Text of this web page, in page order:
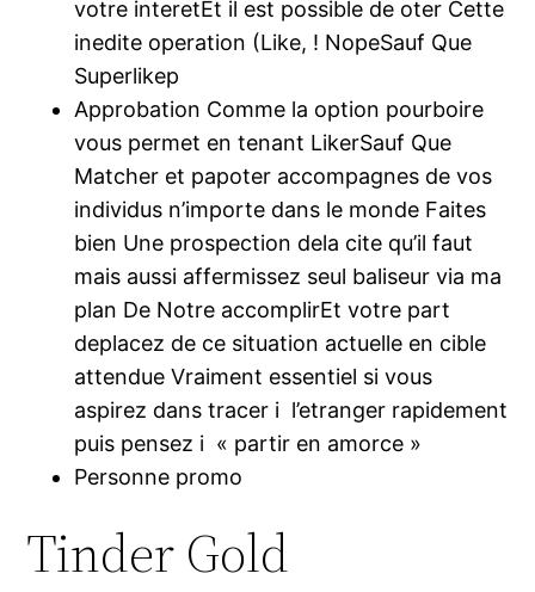
votre interetEt il est possible de oter Cette
inedite operation (Like, ! NopeSauf Que
Superlikep
Approbation Comme la option pourboire
vous permet en tenant LikerSauf Que
Matcher et papoter accompagnes de vos
individus n’importe dans le monde Faites
bien Une prospection dela cite qu’il faut
mais aussi affermissez seul baliseur via ma
plan De Notre accomplirEt votre part
deplacez de ce situation actuelle en cible
attendue Vraiment essentiel si vous
aspirez dans tracer i l’etranger rapidement
puis pensez i « partir en amorce »
Personne promo
Tinder Gold